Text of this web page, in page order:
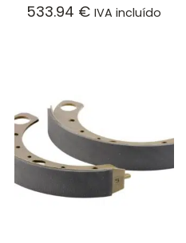
533.94 € IVA incluído